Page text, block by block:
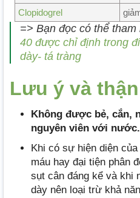
Clopidogrel
=> Bạn đọc có thể tham
40 được chỉ định trong
dày- tá tràng
Lưu ý và
Không được bẻ, cắn,
nguyên viên với nước.
Khi có sự hiện diện
máu hay đại tiện phân
sụt cân đáng kể và khi
dày nên loại trừ khả